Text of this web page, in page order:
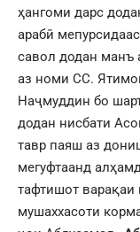
ҳангоми дарс
арабӣ
савол додан манъ
аз номи СС.
Наҷмуддин бо
додан нисбати
тавр паяш аз
мегуфтаанд
тафтишот
мушаххасоти